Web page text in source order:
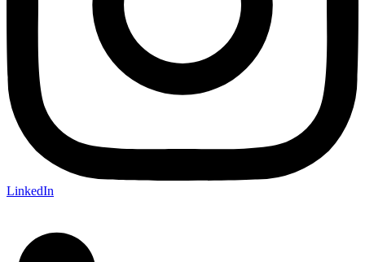
LinkedIn